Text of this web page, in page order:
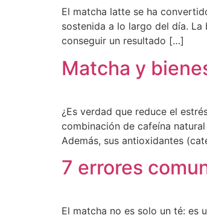
El matcha latte se ha
sostenida a lo largo del día.
conseguir un resultado […]
Matcha y
¿Es verdad que reduce el
combinación de cafeína
Además, sus antioxidantes
7 errores
El matcha no es solo un té: es